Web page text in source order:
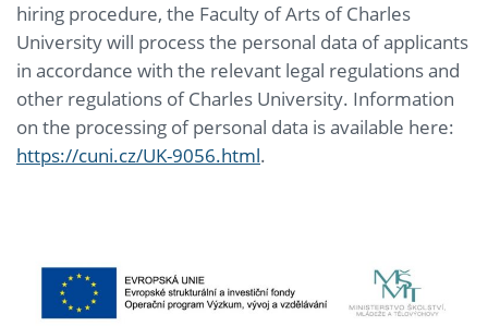
hiring procedure, the Faculty of Arts of Charles
University will process the personal data of applicants
in accordance with the relevant legal regulations and
other regulations of Charles University. Information
on the processing of personal data is available here:
https://cuni.cz/UK-9056.html.